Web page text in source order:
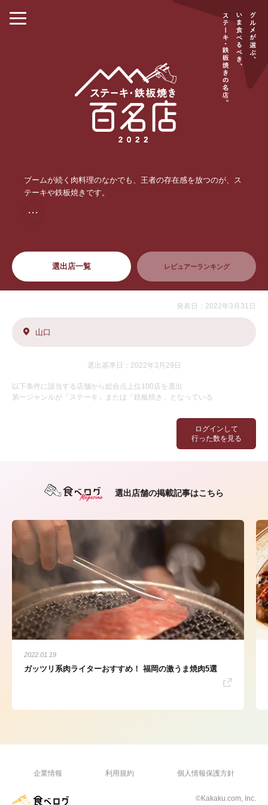
ブームが続く肉料理のなかでも、王者の存在感を放つのが、ス
テーキや鉄板焼きです。
・・・
選出店一覧 レビュアーランキング
ログインして
行った数を見る
発表日：2022年3月31日
山口
選出基準日：2022年3月29日
以下条件に該当する店舗から総合点上位100店を選出
第一ジャンルが「ステーキ」または「鉄板焼き」となっている
選出店舗の掲載記事はこちら
2022.01.19
ガッツリ系肉ライターおすすめ！ 福岡の激うま焼肉5選
企業情報 利用規約 個人情報保護方針
©Kakaku.com, Inc.